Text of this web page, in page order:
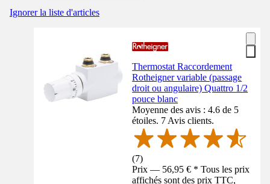
Ignorer la liste d'articles
Thermostat Raccordement
Rotheigner variable (passage
droit ou angulaire) Quattro 1/2
pouce blanc
Moyenne des avis : 4.6 de 5
étoiles. 7 Avis clients.
(7)
Prix — 56,95 € * Tous les prix
affichés sont des prix TTC,